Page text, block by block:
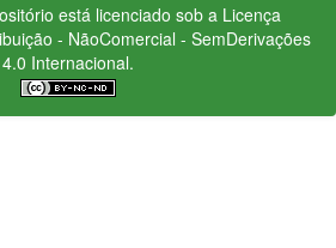
está licenciado sob a Licença
- NãoComercial - SemDerivações
4.0 Internacional.